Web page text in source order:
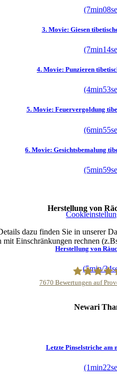
3. Movie: Giesen
4. Movie: Punzieren
5. Movie: Feuervergoldung
6. Movie: Gesichtsbemalung
Herstellung von
Herstellung von
(5min/
Newari
Letzte Pinselstriche am
dazu finden Sie in unserer
Einschränkungen rechnen
Buddhapur
7670 Bewertungen auf